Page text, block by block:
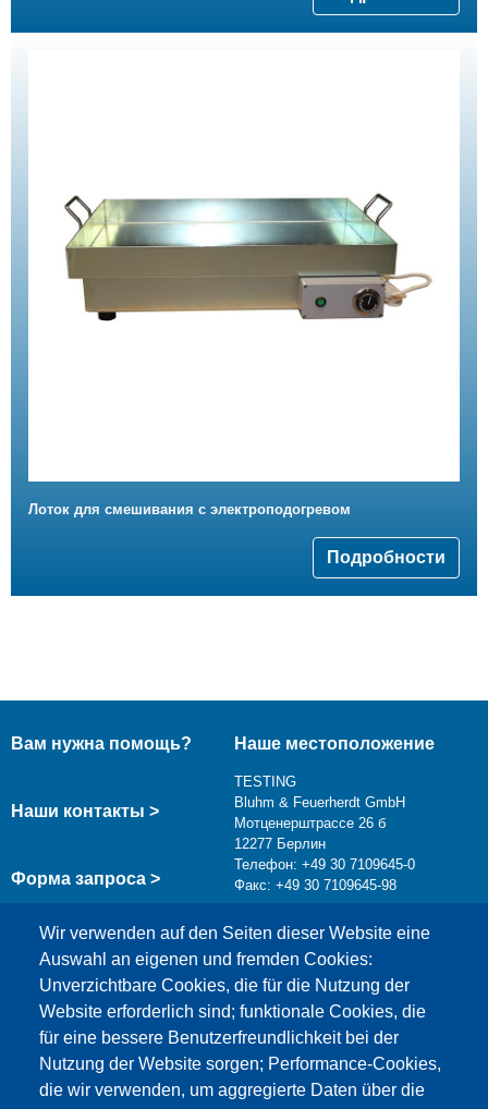
Лоток для смешивания с электроподогревом
Подробности
Wir verwenden auf den Seiten dieser Website eine
Auswahl an eigenen und fremden Cookies:
Unverzichtbare Cookies, die für die Nutzung der
Website erforderlich sind; funktionale Cookies, die
für eine bessere Benutzerfreundlichkeit bei der
Nutzung der Website sorgen; Performance-Cookies,
die wir verwenden, um aggregierte Daten über die
Вам нужна помощь?
Наши контакты >
Форма запроса >
Наше местоположение
TESTING
Bluhm & Feuerherdt GmbH
Мотценерштрассе 26 б
12277 Берлин
Телефон: +49 30 7109645-0
Факс: +49 30 7109645-98
info@testing.de
Этот материал заблокирован, потому что